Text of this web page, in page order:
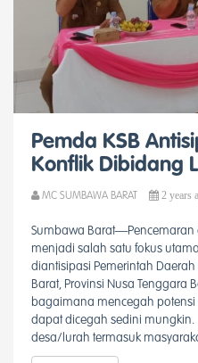
Pemda KSB
Konflik Dibidang
MC SUMBAWA BARAT 2 years
Sumbawa
menjadi salah satu fokus
diantisipasi Pemerintah
Barat, Provinsi Nusa Tenggara
bagaimana mencegah
dapat dicegah sedini mungkin.
desa/lurah termasuk